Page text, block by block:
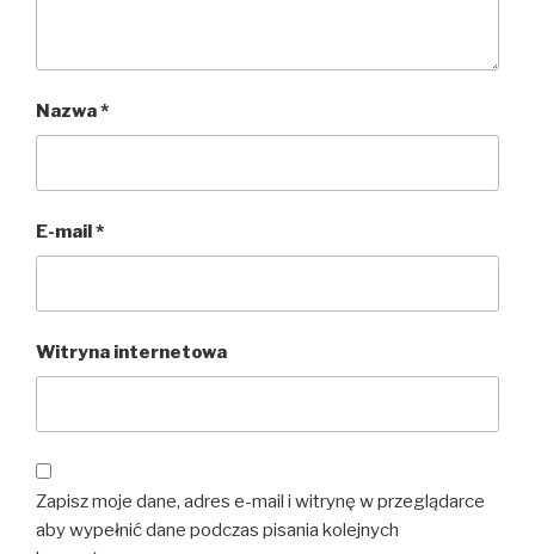
Nazwa*
E-mail*
Witryna internetowa
Zapisz moje dane, adres e-mail i witrynę w przeglądarce
aby wypełnić dane podczas pisania kolejnych